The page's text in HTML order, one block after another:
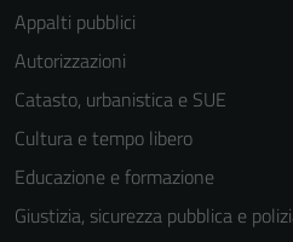
Appalti pubblici
Autorizzazioni
Catasto, urbanistica e SUE
Cultura e tempo libero
Educazione e formazione
Giustizia, sicurezza pubblica e